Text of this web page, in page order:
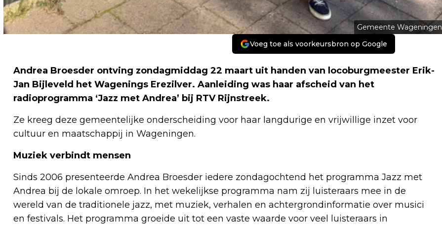
Gemeente Wageningen
Voeg toe als voorkeursbron op Google
Andrea Broesder ontving zondagmiddag 22 maart uit handen van locoburgmeester Erik-
Jan Bijleveld het Wagenings Erezilver. Aanleiding was haar afscheid van het
radioprogramma ‘Jazz met Andrea’ bij RTV Rijnstreek.
Ze kreeg deze gemeentelijke onderscheiding voor haar langdurige en vrijwillige inzet voor
cultuur en maatschappij in Wageningen.
Muziek verbindt mensen
Sinds 2006 presenteerde Andrea Broesder iedere zondagochtend het programma Jazz met
Andrea bij de lokale omroep. In het wekelijkse programma nam zij luisteraars mee in de
wereld van de traditionele jazz, met muziek, verhalen en achtergrondinformatie over musici
en festivals. Het programma groeide uit tot een vaste waarde voor veel luisteraars in